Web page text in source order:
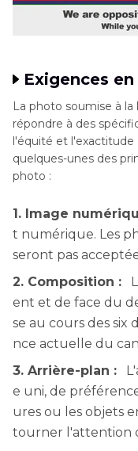
Exigences
La photo soumise à
répondre à des
l'équité et l'exactitude
quelques-unes des
photo :
1. Image
t numérique. Les
seront pas
2. Composition :
ent et de face du
se au cours des six
nce actuelle du
3. Arrière-plan :
e uni, de
ures ou les objets
tourner l'attention